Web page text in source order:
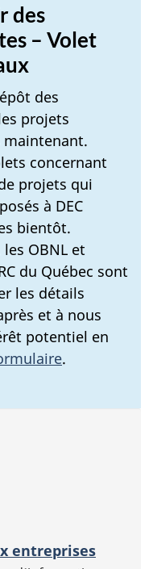
des
– Volet
des
projets
concernant
projets qui
à DEC
bientôt.
OBNL et
du Québec sont
les détails
et à nous
potentiel en
.
entreprises